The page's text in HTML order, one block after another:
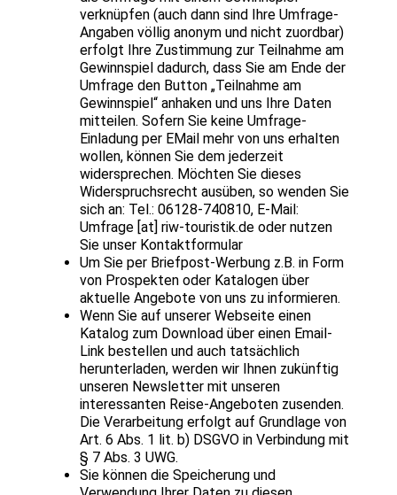
verknüpfen (auch dann sind Ihre Umfrage-
Angaben völlig anonym und nicht zuordbar)
erfolgt Ihre Zustimmung zur Teilnahme am
Gewinnspiel dadurch, dass Sie am Ende der
Umfrage den Button „Teilnahme am
Gewinnspiel“ anhaken und uns Ihre Daten
mitteilen. Sofern Sie keine Umfrage-
Einladung per EMail mehr von uns erhalten
wollen, können Sie dem jederzeit
widersprechen. Möchten Sie dieses
Widerspruchsrecht ausüben, so wenden Sie
sich an: Tel.: 06128-740810, E-Mail:
Umfrage [at] riw-touristik.de oder nutzen
Sie unser Kontaktformular
Um Sie per Briefpost-Werbung z.B. in Form
von Prospekten oder Katalogen über
aktuelle Angebote von uns zu informieren.
Wenn Sie auf unserer Webseite einen
Katalog zum Download über einen Email-
Link bestellen und auch tatsächlich
herunterladen, werden wir Ihnen zukünftig
unseren Newsletter mit unseren
interessanten Reise-Angeboten zusenden.
Die Verarbeitung erfolgt auf Grundlage von
Art. 6 Abs. 1 lit. b) DSGVO in Verbindung mit
§ 7 Abs. 3 UWG.
Sie können die Speicherung und